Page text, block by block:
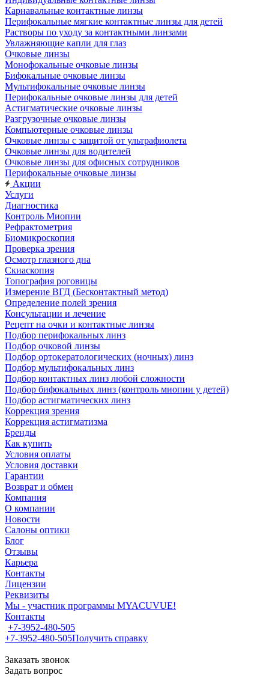
Карнавальные контактные линзы
Перифокальные мягкие контактные линзы для детей
Растворы по уходу за контактными линзами
Увлажняющие капли для глаз
Очковые линзы
Монофокальные очковые линзы
Бифокальные очковые линзы
Мультифокальные очковые линзы
Перифокальные очковые линзы для детей
Астигматические очковые линзы
Разгрузочные очковые линзы
Компьютерные очковые линзы
Очковые линзы с защитой от ультрафиолета
Очковые линзы для водителей
Очковые линзы для офисных сотрудников
Перифокальные очковые линзы
Акции
Услуги
Диагностика
Контроль Миопии
Рефрактометрия
Биомикроскопия
Проверка зрения
Осмотр глазного дна
Скиаскопия
Топография роговицы
Измерение ВГД (Бесконтактный метод)
Определение полей зрения
Консультации и лечение
Рецепт на очки и контактные линзы
Подбор перифокальных линз
Подбор очковой линзы
Подбор ортокератологических (ночных) линз
Подбор мультифокальных линз
Подбор контактных линз любой сложности
Подбор бифокальных линз (контроль миопии у детей)
Подбор астигматических линз
Коррекция зрения
Коррекция астигматизма
Бренды
Как купить
Условия оплаты
Условия доставки
Гарантии
Возврат и обмен
Компания
О компании
Новости
Салоны оптики
Блог
Отзывы
Карьера
Контакты
Лицензии
Реквизиты
Мы - участник программы MYACUVUE!
Контакты
+7-3952-480-505
+7-3952-480-505Получить справку
Заказать звонок
Задать вопрос